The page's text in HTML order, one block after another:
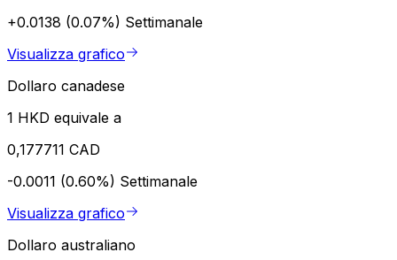
+0.0138 (0.07%) Settimanale
Visualizza grafico
Dollaro canadese
1 HKD equivale a
0,177711 CAD
-0.0011 (0.60%) Settimanale
Visualizza grafico
Dollaro australiano